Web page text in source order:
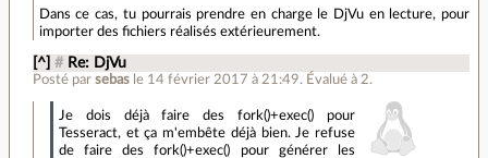
Dans ce cas, tu pourrais prendre en charge le DjVu en lecture, pour
importer des fichiers réalisés extérieurement.
[^] # Re: DjVu
Posté par sebas le 14 février 2017 à 21:49. Évalué à 2.
Je dois déjà faire des fork()+exec() pour
Tesseract, et ça m'embête déjà bien. Je refuse
de faire des fork()+exec() pour générer les